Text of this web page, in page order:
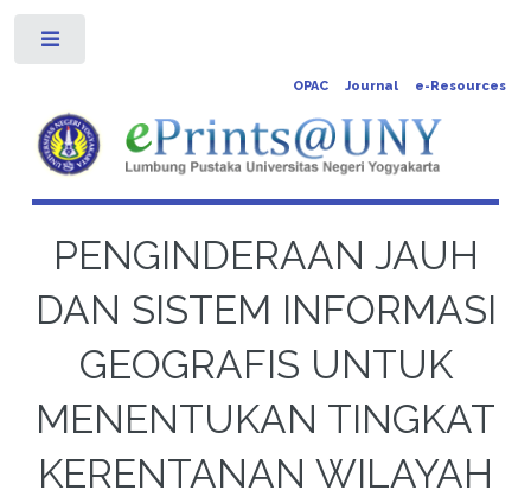
OPAC Journal e-Resources
PENGINDERAAN JAUH
DAN SISTEM INFORMASI
GEOGRAFIS UNTUK
MENENTUKAN TINGKAT
KERENTANAN WILAYAH